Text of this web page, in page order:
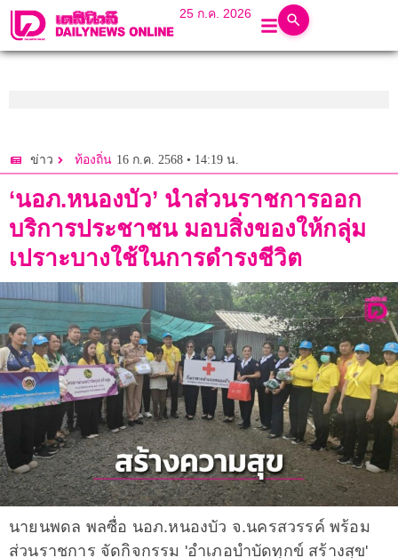
25 ก.ค. 2026
ข่าว ท้องถิ่น 16 ก.ค. 2568 • 14:19 น.
‘นอภ.หนองบัว’ นำส่วนราชการออก
บริการประชาชน มอบสิ่งของให้กลุ่ม
เปราะบางใช้ในการดำรงชีวิต
นายนพดล พลซื่อ นอภ.หนองบัว จ.นครสวรรค์ พร้อม
ส่วนราชการ จัดกิจกรรม 'อำเภอบำบัดทุกข์ สร้างสุข'